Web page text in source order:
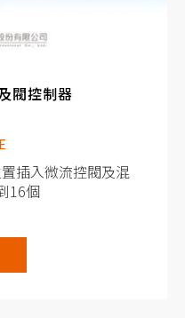
閥控制器
插入微流控閥及混
16個
），沒有死體積